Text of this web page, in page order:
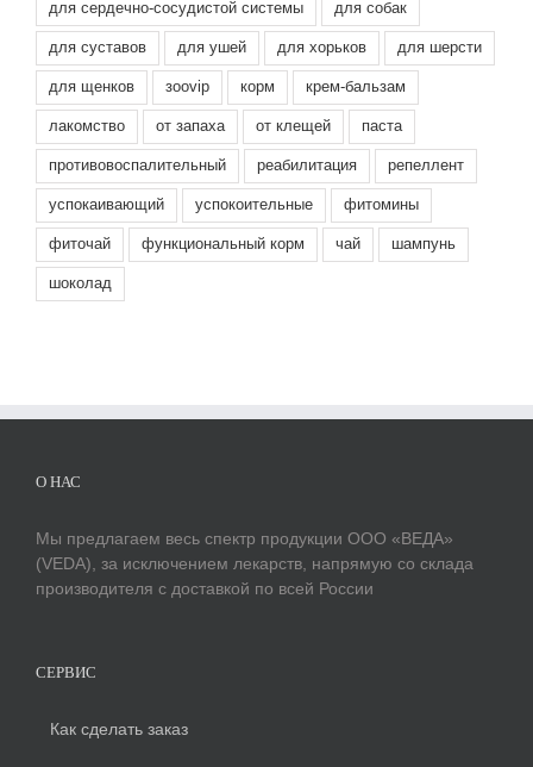
для сердечно-сосудистой системы для собак
для суставов для ушей для хорьков для шерсти
для щенков зооvip корм крем-бальзам
лакомство от запаха от клещей паста
противовоспалительный реабилитация репеллент
успокаивающий успокоительные фитомины
фиточай функциональный корм чай шампунь
шоколад
О НАС
Мы предлагаем весь спектр продукции ООО «ВЕДА»
(VEDA), за исключением лекарств, напрямую со склада
производителя с доставкой по всей России
СЕРВИС
Как сделать заказ